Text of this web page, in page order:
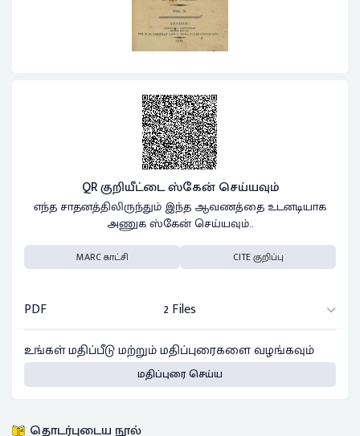
QR குறியீட்டை ஸ்கேன் செய்யவும்
எந்த சாதனத்திலிருந்தும் இந்த ஆவணத்தை உடனடியாக
அணுக ஸ்கேன் செய்யவும்..
MARC காட்சி CITE குறிப்பு
PDF
2 Files
உங்கள் மதிப்பீடு மற்றும் மதிப்புரைகளை வழங்கவும்
மதிப்புரை செய்ய
தொடர்புடைய நூல்